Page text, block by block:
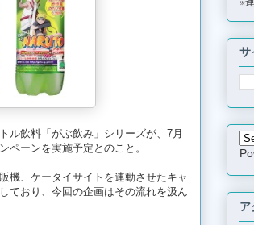
ル飲料「がぶ飲み」シリーズが、7月
ペーンを実施予定とのこと。
機、ケータイサイトを連動させたキャ
ており、今回の企画はその流れを汲ん
サ
ア